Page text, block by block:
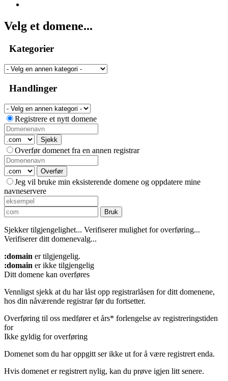
Velg et domene...
Kategorier
Handlinger
Registrere et nytt domene
Sjekk
Overfør domenet fra en annen registrar
Overfør
Jeg vil bruke min eksisterende domene og oppdatere mine
navneservere
Bruk
Sjekker tilgjengelighet... Verifiserer mulighet for overføring...
Verifiserer ditt domenevalg...
:domain er tilgjengelig.
:domain er ikke tilgjengelig
Ditt domene kan overføres
Vennligst sjekk at du har låst opp registrarlåsen for ditt domenene,
hos din nåværende registrar før du fortsetter.
Overføring til oss medfører et års* forlengelse av registreringstiden
for
Ikke gyldig for overføring
Domenet som du har oppgitt ser ikke ut for å være registrert enda.
Hvis domenet er registrert nylig, kan du prøve igjen litt senere.